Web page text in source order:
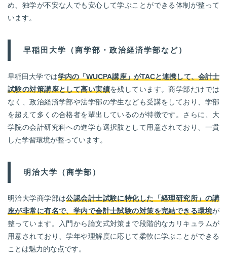
め、独学が不安な人でも安心して学ぶことができる体制が整って
います。
早稲田大学（商学部・政治経済学部など）
早稲田大学では学内の「WUCPA講座」がTACと連携して、会計士
試験の対策講座として高い実績を残しています。商学部だけでは
なく、政治経済学部や法学部の学生なども受講をしており、学部
を超えて多くの合格者を輩出しているのが特徴です。さらに、大
学院の会計研究科への進学も選択肢として用意されており、一貫
した学習環境が整っています。
明治大学（商学部）
明治大学商学部は公認会計士試験に特化した「経理研究所」の講
座が非常に有名で、学内で会計士試験の対策を完結できる環境が
整っています。入門から論文式対策まで段階的なカリキュラムが
用意されており、学年や理解度に応じて柔軟に学ぶことができる
ことは魅力的な点です。